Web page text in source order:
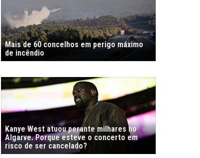
Mais de 60 concelhos em perigo máximo
de incêndio
Kanye West atuou perante milhares no
Algarve. Porque esteve o concerto em
risco de ser cancelado?